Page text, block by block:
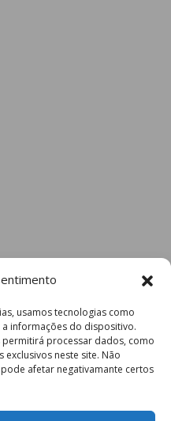
usamos tecnologias como
informações do dispositivo.
permitirá processar dados, como
neste site. Não
afetar negativamante certos